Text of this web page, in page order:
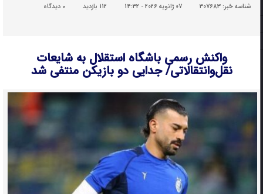
شناسه خبر:307683 07 ژانویه 2026 - 14:32 112 بازدید دیدگاه
واکنش رسمی باشگاه استقلال به شایعات
نقل‌وانتقالاتی/ جدایی دو بازیکن منتفی شد